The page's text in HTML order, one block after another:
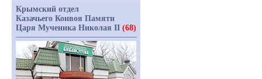
Крымский отдел
Казачьего Конвоя Памяти
Царя Мученика Николая II (68)